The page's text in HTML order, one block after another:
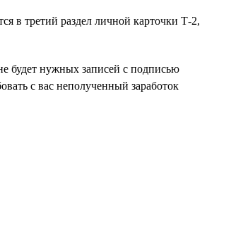
в третий раздел личной карточки Т-2,
будет нужных записей с подписью
с вас неполученный заработок